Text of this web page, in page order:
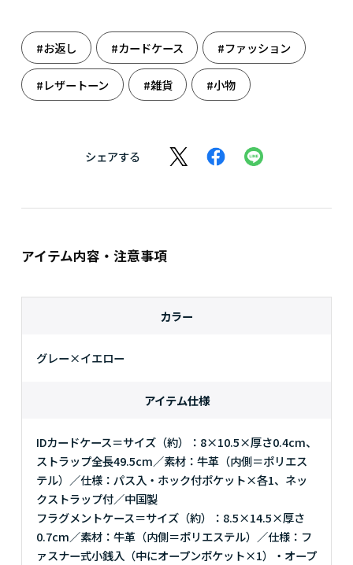
#お返し #カードケース #ファッション
#レザートーン #雑貨 #小物
シェアする
アイテム内容・注意事項
カラー
グレー×イエロー
アイテム仕様
IDカードケース＝サイズ（約）：8×10.5×厚さ0.4cm、
ストラップ全長49.5cm／素材：牛革（内側＝ポリエス
テル）／仕様：パス入・ホック付ポケット×各1、ネッ
クストラップ付／中国製
フラグメントケース＝サイズ（約）：8.5×14.5×厚さ
0.7cm／素材：牛革（内側＝ポリエステル）／仕様：フ
ァスナー式小銭入（中にオープンポケット×1）・オープ